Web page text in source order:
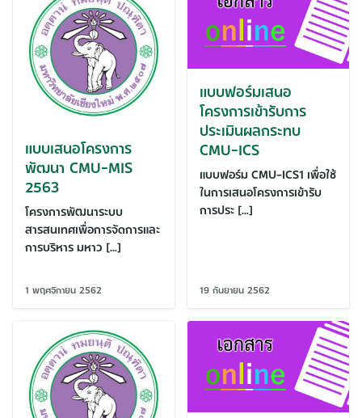
แบบเสนอโครงการ
พัฒนา CMU-MIS
2563
โครงการพัฒนาระบบ
สารสนเทศเพื่อการจัดการและ
การบริหาร มหาว […]
1 พฤศจิกายน 2562
แบบฟอร์มเสนอ
โครงการเข้ารับการ
ประเมินผลกระทบ
CMU-ICS
แบบฟอร์ม CMU-ICS1 เพื่อใช้
ในการเสนอโครงการเข้ารับ
การประ […]
19 กันยายน 2562